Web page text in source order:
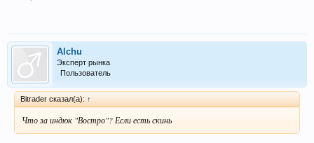
Alchu
Эксперт рынка
Пользователь
Bitrader сказал(а): ↑
Что за индюк "Востро"? Если есть скинь